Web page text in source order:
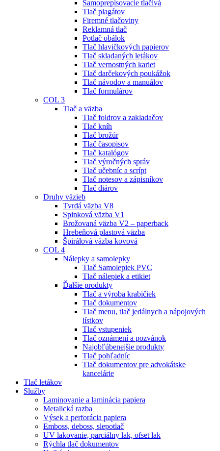
Samoprepisovacie tlačivá
Tlač plagátov
Firemné tlačoviny
Reklamná tlač
Potlač obálok
Tlač hlavičkových papierov
Tlač skladaných letákov
Tlač vernostných kariet
Tlač darčekových poukážok
Tlač návodov a manuálov
Tlač formulárov
COL 3
Tlač a väzba
Tlač foldrov a zakladačov
Tlač kníh
Tlač brožúr
Tlač časopisov
Tlač katalógov
Tlač výročných správ
Tlač učebníc a scrípt
Tlač notesov a zápisníkov
Tlač diárov
Druhy väzieb
Tvrdá väzba V8
Spinková väzba V1
Brožovaná väzba V2 – paperback
Hrebeňová plastová väzba
Špirálová väzba kovová
COL 4
Nálepky a samolepky
Tlač Samolepiek PVC
Tlač nálepiek a etikiet
Ďalšie produkty
Tlač a výroba krabičiek
Tlač dokumentov
Tlač menu, tlač jedálnych a nápojových
lístkov
Tlač vstupeniek
Tlač oznámení a pozvánok
Najobľúbenejšie produkty
Tlač pohľadníc
Tlač dokumentov pre advokátske
kancelárie
Tlač letákov
Služby
Laminovanie a laminácia papiera
Metalická razba
Výsek a perforácia papiera
Emboss, deboss, slepotlač
UV lakovanie, parciálny lak, ofset lak
Rýchla tlač dokumentov